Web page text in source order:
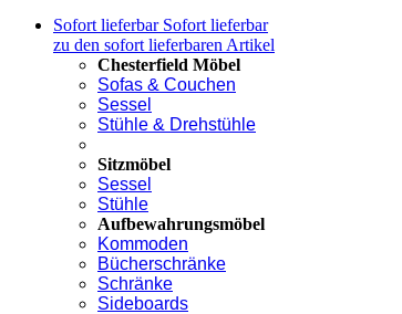
Sofort lieferbar Sofort lieferbar
zu den sofort lieferbaren Artikel
Chesterfield Möbel
Sofas & Couchen
Sessel
Stühle & Drehstühle
Sitzmöbel
Sessel
Stühle
Aufbewahrungsmöbel
Kommoden
Bücherschränke
Schränke
Sideboards